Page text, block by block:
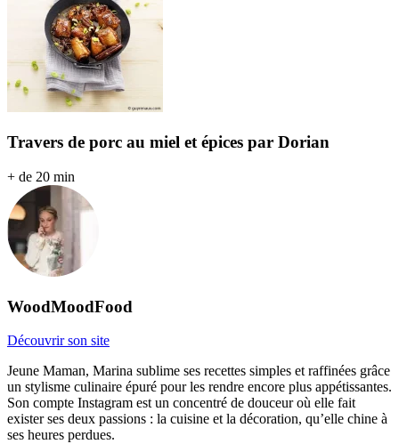
Travers de porc au miel et épices par Dorian
+ de 20 min
WoodMoodFood
Découvrir son site
Jeune Maman, Marina sublime ses recettes simples et raffinées grâce
un stylisme culinaire épuré pour les rendre encore plus appétissantes.
Son compte Instagram est un concentré de douceur où elle fait
exister ses deux passions : la cuisine et la décoration, qu’elle chine à
ses heures perdues.